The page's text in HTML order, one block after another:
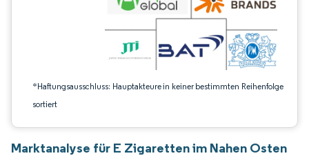
*Haftungsausschluss: Hauptakteure in keiner bestimmten Reihenfolge
sortiert
Marktanalyse für E Zigaretten im Nahen Osten